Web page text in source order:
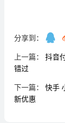
分享到：
上一篇： 抖音
错过
下一篇： 快手
新优惠